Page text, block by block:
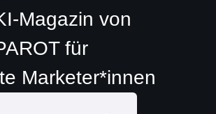
Magazin von
für
Marketer*innen